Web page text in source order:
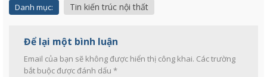
Danh mục: Tin kiến trúc nội thất
Để lại một bình luận
Email của bạn sẽ không được hiển thị công khai. Các trường
bắt buộc được đánh dấu *